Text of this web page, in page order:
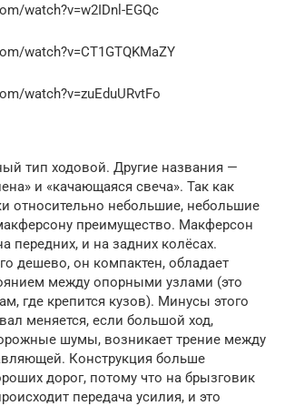
watch?v=w2IDnl-EGQc
watch?v=CT1GTQKMaZY
watch?v=zuEduURvtFo
тип ходовой. Другие названия —
и «качающаяся свеча». Так как
относительно небольшие, небольшие
преимущество. Макферсон
передних, и на задних колёсах.
дешево, он компактен, обладает
между опорными узлами (это
где крепится кузов). Минусы этого
меняется, если большой ход,
шумы, возникает трение между
Конструкция больше
дорог, потому что на брызговик
передача усилия, и это